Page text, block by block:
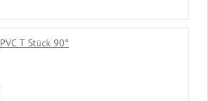
PVC T Stück 90°